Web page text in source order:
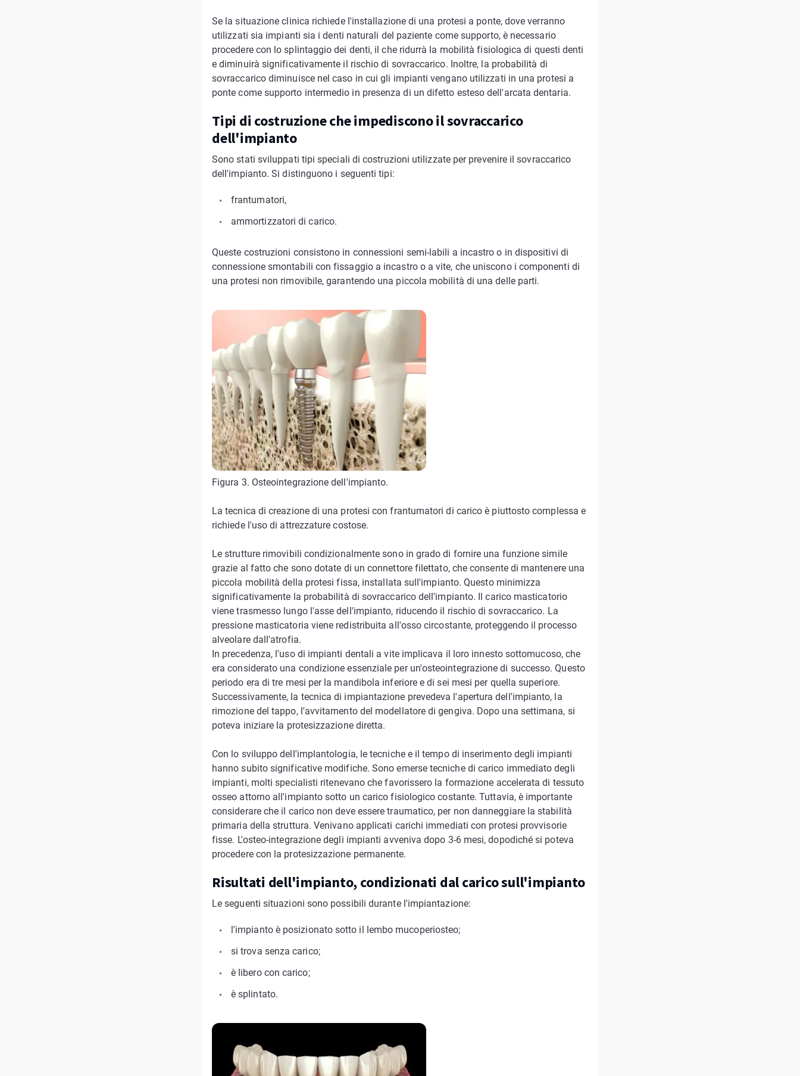
Se la situazione clinica richiede l'installazione di una protesi a ponte, dove verranno
utilizzati sia impianti sia i denti naturali del paziente come supporto, è necessario
procedere con lo splintaggio dei denti, il che ridurrà la mobilità fisiologica di questi denti
e diminuirà significativamente il rischio di sovraccarico. Inoltre, la probabilità di
sovraccarico diminuisce nel caso in cui gli impianti vengano utilizzati in una protesi a
ponte come supporto intermedio in presenza di un difetto esteso dell'arcata dentaria.
Tipi di costruzione che impediscono il sovraccarico
dell'impianto
Sono stati sviluppati tipi speciali di costruzioni utilizzate per prevenire il sovraccarico
dell'impianto. Si distinguono i seguenti tipi:
frantumatori,
ammortizzatori di carico.
Queste costruzioni consistono in connessioni semi-labili a incastro o in dispositivi di
connessione smontabili con fissaggio a incastro o a vite, che uniscono i componenti di
una protesi non rimovibile, garantendo una piccola mobilità di una delle parti.
Figura 3. Osteointegrazione dell'impianto.
La tecnica di creazione di una protesi con frantumatori di carico è piuttosto complessa e
richiede l'uso di attrezzature costose.
Le strutture rimovibili condizionalmente sono in grado di fornire una funzione simile
grazie al fatto che sono dotate di un connettore filettato, che consente di mantenere una
piccola mobilità della protesi fissa, installata sull'impianto. Questo minimizza
significativamente la probabilità di sovraccarico dell'impianto. Il carico masticatorio
viene trasmesso lungo l'asse dell'impianto, riducendo il rischio di sovraccarico. La
pressione masticatoria viene redistribuita all'osso circostante, proteggendo il processo
alveolare dall'atrofia.
In precedenza, l'uso di impianti dentali a vite implicava il loro innesto sottomucoso, che
era considerato una condizione essenziale per un'osteointegrazione di successo. Questo
periodo era di tre mesi per la mandibola inferiore e di sei mesi per quella superiore.
Successivamente, la tecnica di impiantazione prevedeva l'apertura dell'impianto, la
rimozione del tappo, l'avvitamento del modellatore di gengiva. Dopo una settimana, si
poteva iniziare la protesizzazione diretta.
Con lo sviluppo dell'implantologia, le tecniche e il tempo di inserimento degli impianti
hanno subito significative modifiche. Sono emerse tecniche di carico immediato degli
impianti, molti specialisti ritenevano che favorissero la formazione accelerata di tessuto
osseo attorno all'impianto sotto un carico fisiologico costante. Tuttavia, è importante
considerare che il carico non deve essere traumatico, per non danneggiare la stabilità
primaria della struttura. Venivano applicati carichi immediati con protesi provvisorie
fisse. L'osteo-integrazione degli impianti avveniva dopo 3-6 mesi, dopodiché si poteva
procedere con la protesizzazione permanente.
Risultati dell'impianto, condizionati dal carico sull'impianto
Le seguenti situazioni sono possibili durante l'impiantazione:
l'impianto è posizionato sotto il lembo mucoperiosteo;
si trova senza carico;
è libero con carico;
è splintato.